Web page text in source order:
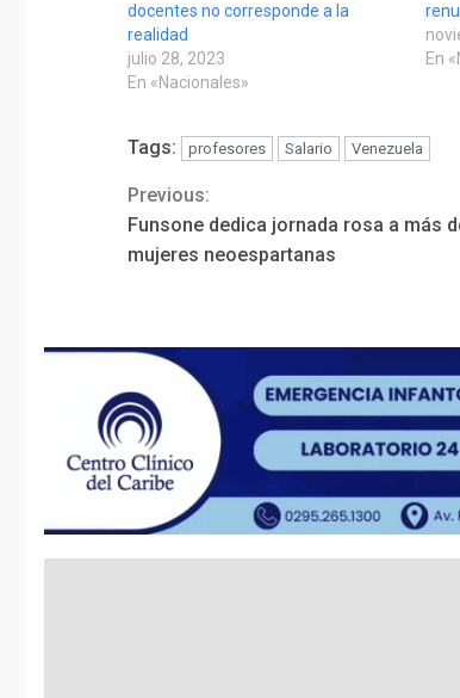
docentes no corresponde a la
realidad
julio 28, 2023
En «Nacionales»
En
Tags: profesores Salario Venezuela
Continue
Reading
Previous:
Funsone dedica jornada rosa a más
mujeres neoespartanas